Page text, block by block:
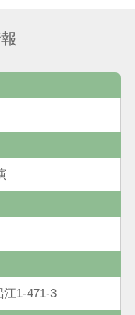
1-471-3